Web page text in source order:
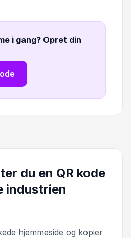
i gang? Opret din
du en QR kode
industrien
hjemmeside og kopier